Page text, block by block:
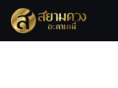
Skip
content